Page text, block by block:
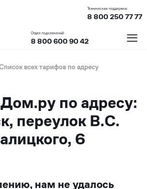
Техническая поддержка:
8 800 250 77 77
Отдел подключений:
8 800 600 90 42 ≡
всех тарифов по адресу
по адресу:
переулок В.С.
6
нам не удалось